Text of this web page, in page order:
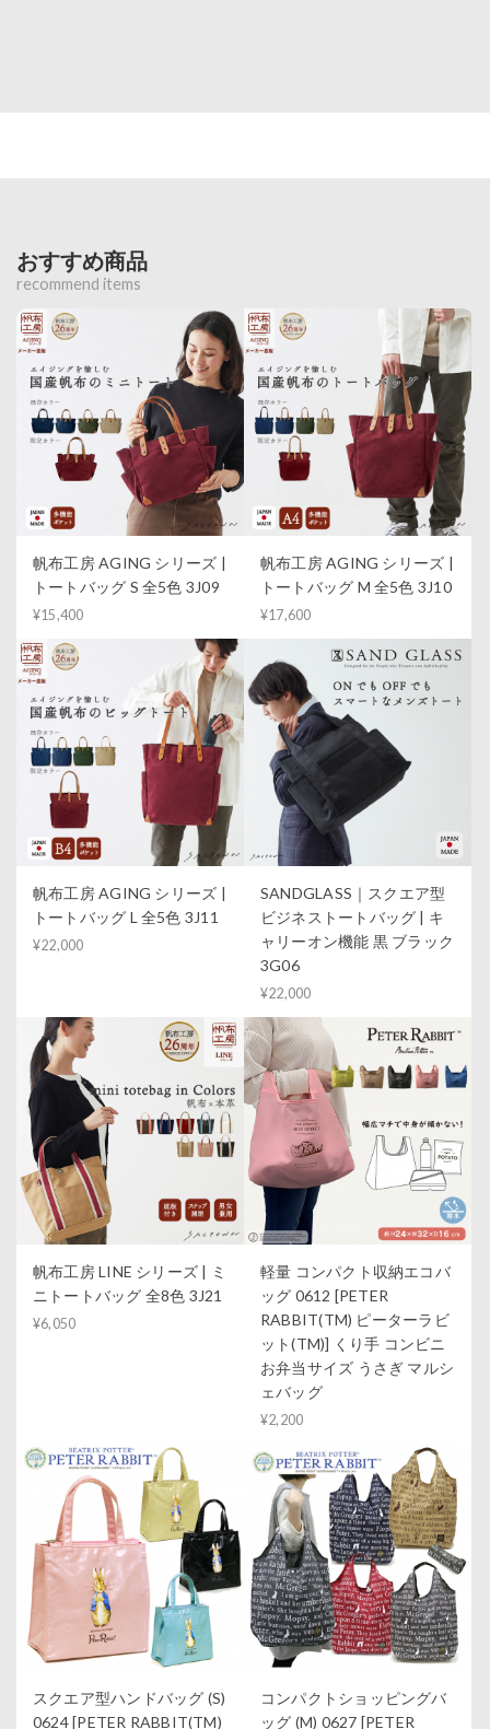
おすすめ商品
recommend items
帆布工房 AGING シリーズ |
トートバッグ S 全5色 3J09
¥15,400
帆布工房 AGING シリーズ |
トートバッグ M 全5色 3J10
¥17,600
帆布工房 AGING シリーズ |
トートバッグ L 全5色 3J11
¥22,000
SANDGLASS｜スクエア型
ビジネストートバッグ | キ
ャリーオン機能 黒 ブラック
3G06
¥22,000
帆布工房 LINE シリーズ | ミ
ニトートバッグ 全8色 3J21
¥6,050
軽量 コンパクト収納エコバ
ッグ 0612 [PETER
RABBIT(TM) ピーターラビ
ット(TM)] くり手 コンビニ
お弁当サイズ うさぎ マルシ
ェバッグ
¥2,200
スクエア型ハンドバッグ (S)
0624 [PETER RABBIT(TM)
コンパクトショッピングバ
ッグ (M) 0627 [PETER